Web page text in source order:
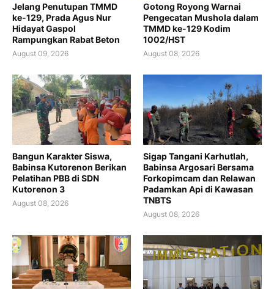
Jelang Penutupan TMMD
ke-129, Prada Agus Nur
Hidayat Gaspol
Rampungkan Rabat Beton
August 09, 2026
Gotong Royong Warnai
Pengecatan Mushola dalam
TMMD ke-129 Kodim
1002/HST
August 08, 2026
Bangun Karakter Siswa,
Babinsa Kutorenon Berikan
Pelatihan PBB di SDN
Kutorenon 3
August 08, 2026
Sigap Tangani Karhutlah,
Babinsa Argosari Bersama
Forkopimcam dan Relawan
Padamkan Api di Kawasan
TNBTS
August 08, 2026